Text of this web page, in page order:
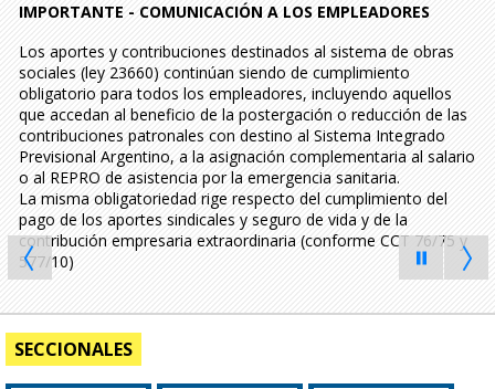
IMPORTANTE - COMUNICACIÓN A LOS EMPLEADORES
Los aportes y contribuciones destinados al sistema de obras
sociales (ley 23660) continúan siendo de cumplimiento
obligatorio para todos los empleadores, incluyendo aquellos
que accedan al beneficio de la postergación o reducción de las
contribuciones patronales con destino al Sistema Integrado
Previsional Argentino, a la asignación complementaria al salario
o al REPRO de asistencia por la emergencia sanitaria.
La misma obligatoriedad rige respecto del cumplimiento del
pago de los aportes sindicales y seguro de vida y de la
contribución empresaria extraordinaria (conforme CCT 76/75 y
577/10)
SECCIONALES